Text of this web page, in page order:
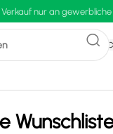
Verkauf nur an gewerbliche